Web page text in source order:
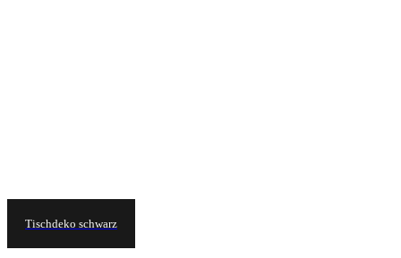
Tischdeko schwarz